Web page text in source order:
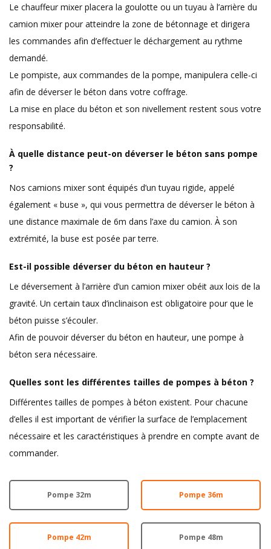
Le chauffeur mixer placera la goulotte ou un tuyau à l’arrière du
camion mixer pour atteindre la zone de bétonnage et dirigera
les commandes afin d’effectuer le déchargement au rythme
demandé.
Le pompiste, aux commandes de la pompe, manipulera celle-ci
afin de déverser le béton dans votre coffrage.
La mise en place du béton et son nivellement restent sous votre
responsabilité.
À quelle distance peut-on déverser le béton sans pompe
?
Nos camions mixer sont équipés d’un tuyau rigide, appelé
également « buse », qui vous permettra de déverser le béton à
une distance maximale de 6m dans l’axe du camion. À son
extrémité, la buse est posée par terre.
Est-il possible déverser du béton en hauteur ?
Le déversement à l’arrière d’un camion mixer obéit aux lois de la
gravité. Un certain taux d’inclinaison est obligatoire pour que le
béton puisse s’écouler.
Afin de pouvoir déverser du béton en hauteur, une pompe à
béton sera nécessaire.
Quelles sont les différentes tailles de pompes à béton ?
Différentes tailles de pompes à béton existent. Pour chacune
d’elles il est important de vérifier la surface de l’emplacement
nécessaire et les caractéristiques à prendre en compte avant de
commander.
Pompe 32m Pompe 36m
Pompe 42m Pompe 48m